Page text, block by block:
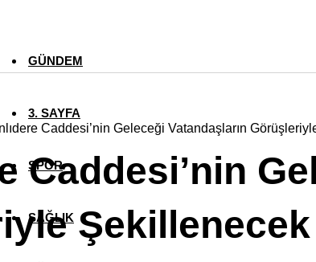
GÜNDEM
3. SAYFA
SPOR
SAĞLIK
Caddesi’nin Geleceği Vatandaşların
Caddesi’nin
Şekillenecek